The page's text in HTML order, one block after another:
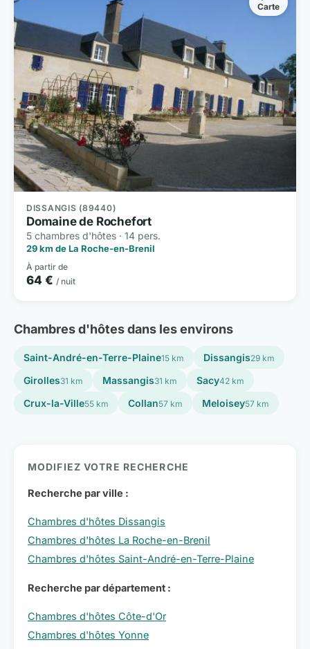
Carte
DISSANGIS (89440)
Domaine de Rochefort
5 chambres d'hôtes · 14 pers.
29 km de La Roche-en-Brenil
À partir de
64 € / nuit
Chambres d'hôtes dans les environs
Saint-André-en-Terre-Plaine15 km Dissangis29 km
Girolles31 km Massangis31 km Sacy42 km
Crux-la-Ville55 km Collan57 km Meloisey57 km
MODIFIEZ VOTRE RECHERCHE
Recherche par ville :
Chambres d'hôtes Dissangis
Chambres d'hôtes La Roche-en-Brenil
Chambres d'hôtes Saint-André-en-Terre-Plaine
Recherche par département :
Chambres d'hôtes Côte-d'Or
Chambres d'hôtes Yonne